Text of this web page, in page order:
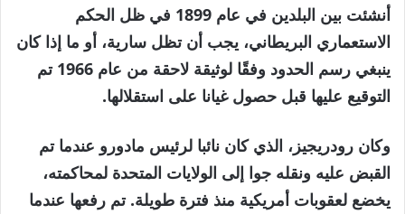
أنشئت بين البلدين في عام 1899 في ظل الحكم
الاستعماري البريطاني، يجب أن تظل سارية، أو ما إذا كان
ينبغي رسم الحدود وفقًا لوثيقة لاحقة من عام 1966 تم
التوقيع عليها قبل حصول غيانا على استقلالها.
وكان رودريجيز، الذي كان نائبا لرئيس مادورو عندما تم
القبض عليه ونقله جوا إلى الولايات المتحدة لمحاكمته،
يخضع لعقوبات أمريكية منذ فترة طويلة. تم رفعها عندما